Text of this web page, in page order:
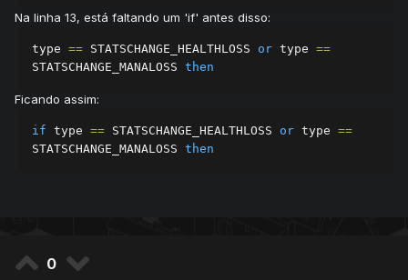
Na linha 13, está faltando um 'if' antes disso:
type == STATSCHANGE_HEALTHLOSS or type ==
STATSCHANGE_MANALOSS then
Ficando assim:
if type == STATSCHANGE_HEALTHLOSS or type ==
STATSCHANGE_MANALOSS then
0